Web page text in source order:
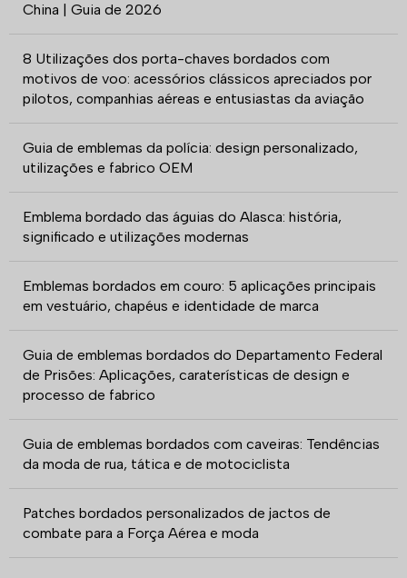
China | Guia de 2026
8 Utilizações dos porta-chaves bordados com
motivos de voo: acessórios clássicos apreciados por
pilotos, companhias aéreas e entusiastas da aviação
Guia de emblemas da polícia: design personalizado,
utilizações e fabrico OEM
Emblema bordado das águias do Alasca: história,
significado e utilizações modernas
Emblemas bordados em couro: 5 aplicações principais
em vestuário, chapéus e identidade de marca
Guia de emblemas bordados do Departamento Federal
de Prisões: Aplicações, caraterísticas de design e
processo de fabrico
Guia de emblemas bordados com caveiras: Tendências
da moda de rua, tática e de motociclista
Patches bordados personalizados de jactos de
combate para a Força Aérea e moda